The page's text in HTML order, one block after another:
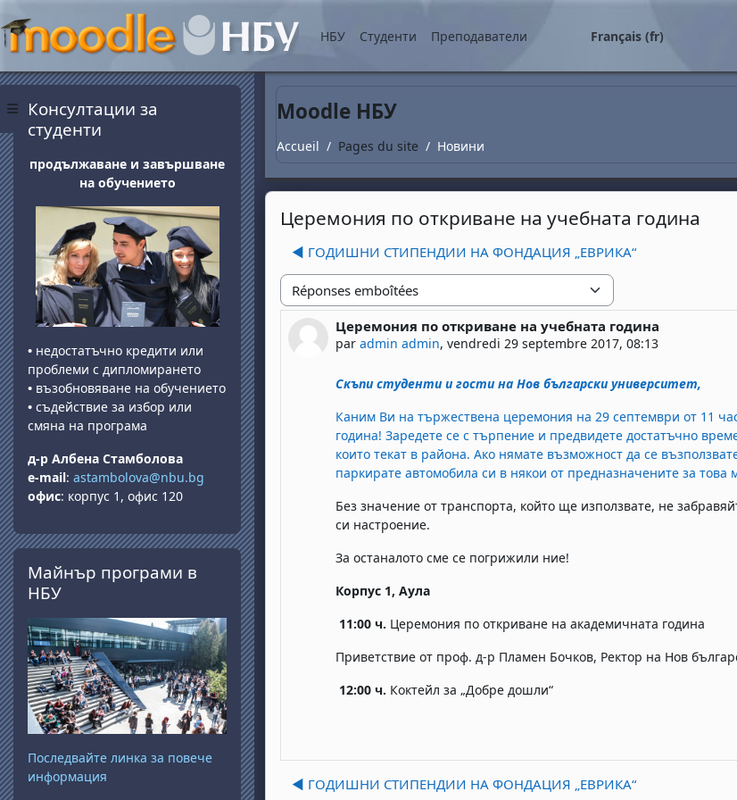
Panneau latéral
НБУ Студенти Преподаватели Français ‎(fr)‎
Moodle НБУ
Accueil Pages du site Новини
Церемония по откриване на учебната година
◀︎ ГОДИШНИ СТИПЕНДИИ НА ФОНДАЦИЯ „ЕВРИКА“
Type d'affichage
Церемония по откриване на учебната година
par admin admin, vendredi 29 septembre 2017, 08:13
Nombre de réponses : 0
Скъпи студенти и гости на Нов български университет,
Каним Ви на тържествена церемония на 29 септември от 11
година! Заредете се с търпение и предвидете достатъчно
които текат в района. Ако нямате възможност да се
паркирате автомобила си в някои от предназначените за това
Без значение от транспорта, който ще използвате, не
си настроение.
За останалото сме се погрижили ние!
Корпус 1, Аула
11:00 ч. Церемония по откриване на академичната година
Приветствие от проф. д-р Пламен Бочков, Ректор на Нов
12:00 ч. Коктейл за „Добре дошли“
◀︎ ГОДИШНИ СТИПЕНДИИ НА ФОНДАЦИЯ „ЕВРИКА“
Blocs
Консултации за
студенти
продължаване и завършване
на обучението
• недостатъчно кредити или
проблеми с дипломирането
• възобновяване на обучението
• съдействие за избор или
смяна на програма
д-р Албена Стамболова
e-mail: astambolova@nbu.bg
офис: корпус 1, офис 120
Passer Майнър програми в НБУ
Майнър програми в
НБУ
Последвайте линка за повече
информация